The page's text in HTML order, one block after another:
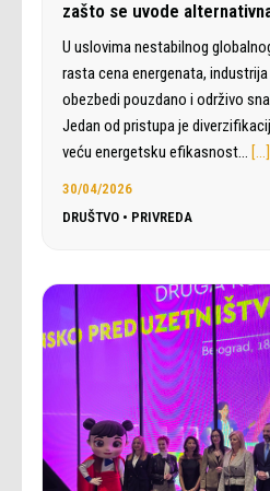
zašto se uvode
U uslovima nestabilnog
rasta cena energenata,
obezbedi pouzdano i održivo
Jedan od pristupa je
veću energetsku efikasnost… […]
30/04/2026
DRUŠTVO • PRIVREDA